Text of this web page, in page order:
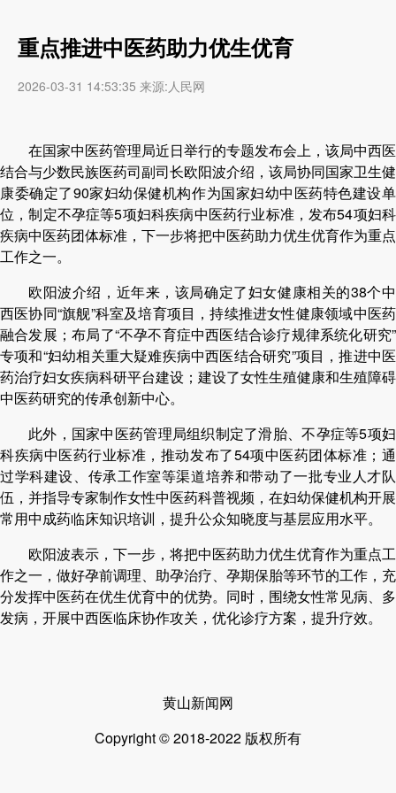
重点推进中医药助力优生优育
2026-03-31 14:53:35 来源:人民网
在国家中医药管理局近日举行的专题发布会上，该局中西医
结合与少数民族医药司副司长欧阳波介绍，该局协同国家卫生健
康委确定了90家妇幼保健机构作为国家妇幼中医药特色建设单
位，制定不孕症等5项妇科疾病中医药行业标准，发布54项妇科
疾病中医药团体标准，下一步将把中医药助力优生优育作为重点
工作之一。
欧阳波介绍，近年来，该局确定了妇女健康相关的38个中
西医协同“旗舰”科室及培育项目，持续推进女性健康领域中医药
融合发展；布局了“不孕不育症中西医结合诊疗规律系统化研究”
专项和“妇幼相关重大疑难疾病中西医结合研究”项目，推进中医
药治疗妇女疾病科研平台建设；建设了女性生殖健康和生殖障碍
中医药研究的传承创新中心。
此外，国家中医药管理局组织制定了滑胎、不孕症等5项妇
科疾病中医药行业标准，推动发布了54项中医药团体标准；通
过学科建设、传承工作室等渠道培养和带动了一批专业人才队
伍，并指导专家制作女性中医药科普视频，在妇幼保健机构开展
常用中成药临床知识培训，提升公众知晓度与基层应用水平。
欧阳波表示，下一步，将把中医药助力优生优育作为重点工
作之一，做好孕前调理、助孕治疗、孕期保胎等环节的工作，充
分发挥中医药在优生优育中的优势。同时，围绕女性常见病、多
发病，开展中西医临床协作攻关，优化诊疗方案，提升疗效。
黄山新闻网
Copyright © 2018-2022 版权所有